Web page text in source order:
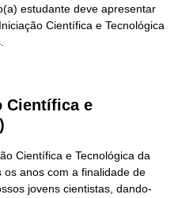
estudante deve apresentar
Científica e Tecnológica
Científica e
Científica e Tecnológica da
os anos com a finalidade de
jovens cientistas, dando-